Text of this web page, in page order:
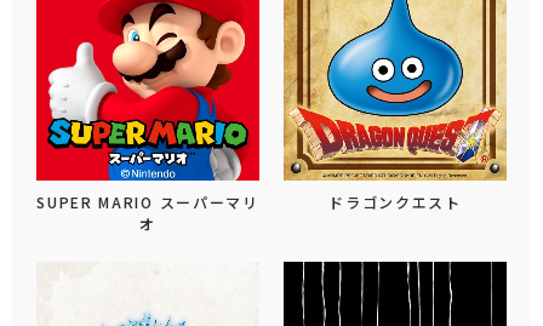
SUPER MARIO スーパーマリ
オ
ドラゴンクエスト